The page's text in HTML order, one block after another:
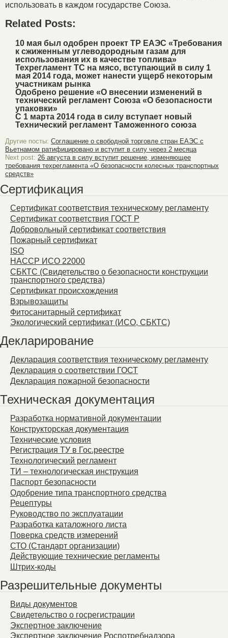
использовать в каждом государстве Союза.
Related Posts:
10 мая был одобрен проект ТР ЕАЭС «Требования
к сжиженным углеводородным газам для
использования их в качестве топлива»
Техрегламент ТС на мясо, вступающий в силу 1
мая 2014 года, может нанести ущерб некоторым
участникам рынка
Одобрено решение «О внесении изменений в
технический регламент Союза «О безопасности
упаковки»
С 1 марта 2014 года в силу вступает новый
Технический регламент Таможенного союза
Другие посты: Соглашение о свободной торговле стран ЕАЭС с
Вьетнамом ратифицировано и вступит в силу через 2 месяца
Next post: 26 августа в силу вступит решение, изменяющее
требования техрегламента «О безопасности колесных транспортных
средств»
Сертификация
Сертификат соответствия техническому регламенту
Сертификат соответствия ГОСТ Р
Добровольный сертификат соответствия
Пожарный сертификат
ISO
HACCP ИСО 22000
СБКТС (Свидетельство о безопасности конструкции
транспортного средства)
Сертификат происхождения
Взрывозащиты
Фитосанитарный сертификат
Экологический сертификат (ИСО, СБКТС)
Декларирование
Декларация соответствия техническому регламенту
Декларация о соответствии ГОСТ
Декларация пожарной безопасности
Техническая документация
Разработка нормативной документации
Конструкторская документация
Технические условия
Регистрация ТУ в Гос.реестре
Технологический регламент
ТИ – технологическая инструкция
Паспорт безопасности
Одобрение типа транспортного средства
Рецептуры
Руководство по эксплуатации
Разработка каталожного листа
Поверка средств измерений
СТО (Стандарт организации)
Действующие технические регламенты
Штрих-коды
Разрешительные документы
Виды документов
Свидетельство о госрегистрации
Экспертное заключение
Экспертное заключение Роспотребнадзора